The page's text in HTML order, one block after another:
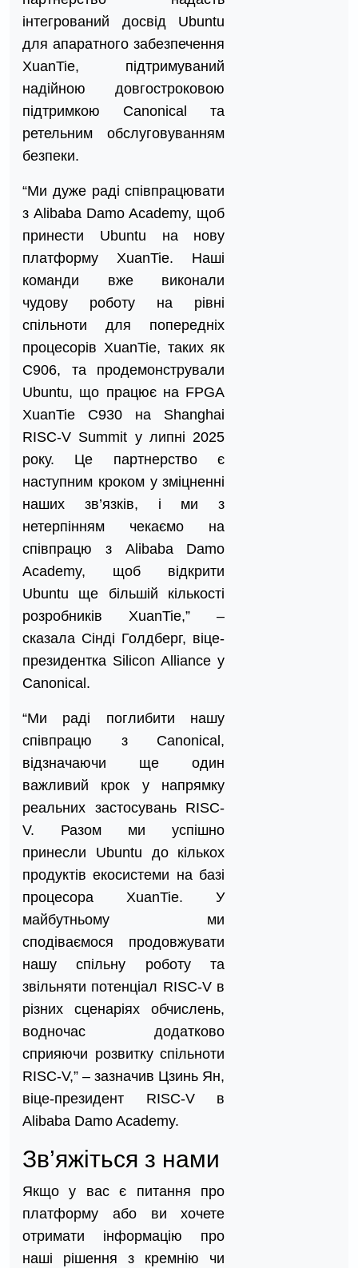
інтегрований досвід Ubuntu
для апаратного забезпечення
XuanTie, підтримуваний
надійною довгостроковою
підтримкою Canonical та
ретельним обслуговуванням
безпеки.
“Ми дуже раді співпрацювати
з Alibaba Damo Academy, щоб
принести Ubuntu на нову
платформу XuanTie. Наші
команди вже виконали
чудову роботу на рівні
спільноти для попередніх
процесорів XuanTie, таких як
C906, та продемонстрували
Ubuntu, що працює на FPGA
XuanTie C930 на Shanghai
RISC-V Summit у липні 2025
року. Це партнерство є
наступним кроком у зміцненні
наших зв’язків, і ми з
нетерпінням чекаємо на
співпрацю з Alibaba Damo
Academy, щоб відкрити
Ubuntu ще більшій кількості
розробників XuanTie,” –
сказала Сінді Голдберг, віце-
президентка Silicon Alliance у
Canonical.
“Ми раді поглибити нашу
співпрацю з Canonical,
відзначаючи ще один
важливий крок у напрямку
реальних застосувань RISC-
V. Разом ми успішно
принесли Ubuntu до кількох
продуктів екосистеми на базі
процесора XuanTie. У
майбутньому ми
сподіваємося продовжувати
нашу спільну роботу та
звільняти потенціал RISC-V в
різних сценаріях обчислень,
водночас додатково
сприяючи розвитку спільноти
RISC-V,” – зазначив Цзинь Ян,
віце-президент RISC-V в
Alibaba Damo Academy.
Зв’яжіться з нами
Якщо у вас є питання про
платформу або ви хочете
отримати інформацію про
наші рішення з кремнію чи